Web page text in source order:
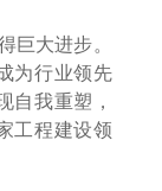
巨大进步。
为行业领先
自我重塑，
工程建设领